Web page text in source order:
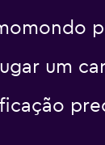
um